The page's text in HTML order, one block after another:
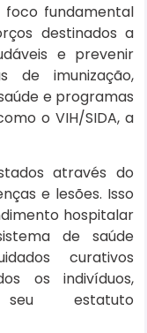
foco fundamental
destinados a
​​e prevenir
de imunização,
e programas
o VIH/SIDA, a
através do
e lesões. Isso
hospitalar
de saúde
curativos
os indivíduos,
seu estatuto